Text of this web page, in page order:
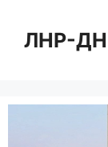
содержимому
ЛНР-